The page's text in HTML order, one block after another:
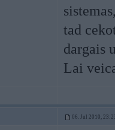
tad
dargais
Lai
06. Jul 2010,